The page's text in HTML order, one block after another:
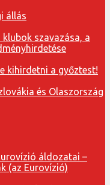
állás
klubok szavazása, a
kihirdetni a győztest!
és Olaszország
áldozatai –
(az Eurovízió)